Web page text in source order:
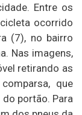
Entre os
ocorrido
(7), no bairro
Nas imagens,
retirando as
que
portão. Para